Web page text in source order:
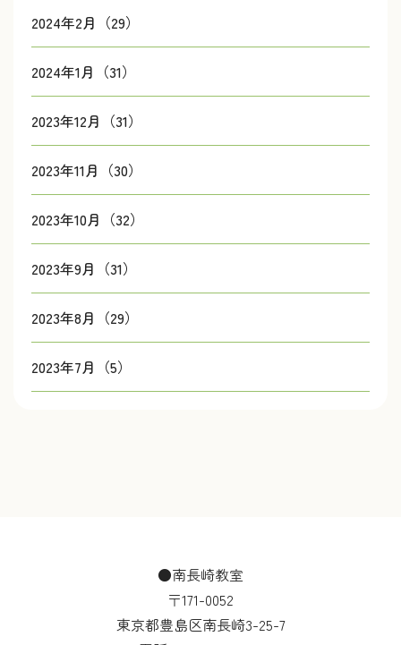
2024年2月（29）
2024年1月（31）
2023年12月（31）
2023年11月（30）
2023年10月（32）
2023年9月（31）
2023年8月（29）
2023年7月（5）
●南長崎教室
〒171-0052
東京都豊島区南長崎3-25-7